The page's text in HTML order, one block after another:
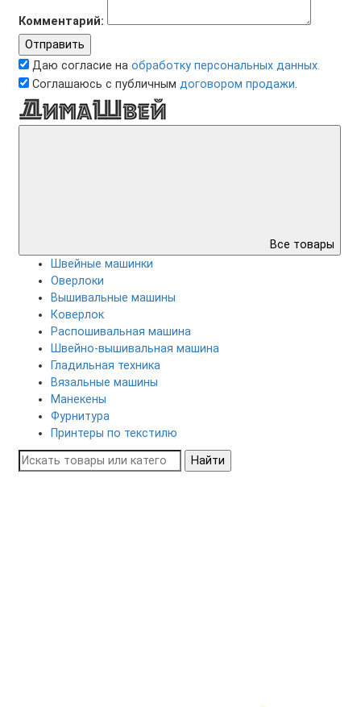
Комментарий:
Отправить
Даю согласие на обработку персональных данных.
Соглашаюсь с публичным договором продажи.
Все товары
Швейные машинки
Оверлоки
Вышивальные машины
Коверлок
Распошивальная машина
Швейно-вышивальная машина
Гладильная техника
Вязальные машины
Манекены
Фурнитура
Принтеры по текстилю
Найти